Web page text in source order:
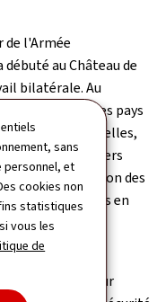
sans
personnel, et
cookies non
statistiques
vous les
de
de l'Armée
au Château de
bilatérale. Au
la Défense des pays
Group à Bruxelles,
des dossiers
l'augmentation des
responsabilités en
le cadre de
s'échanger sur